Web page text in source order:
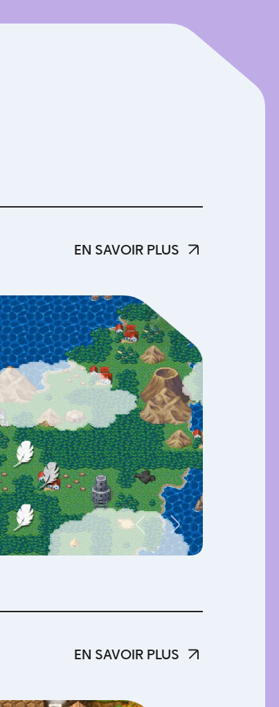
EN SAVOIR PLUS
EN SAVOIR PLUS